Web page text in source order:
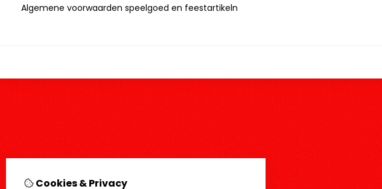
Algemene voorwaarden speelgoed en feestartikeln
Cookies & Privacy